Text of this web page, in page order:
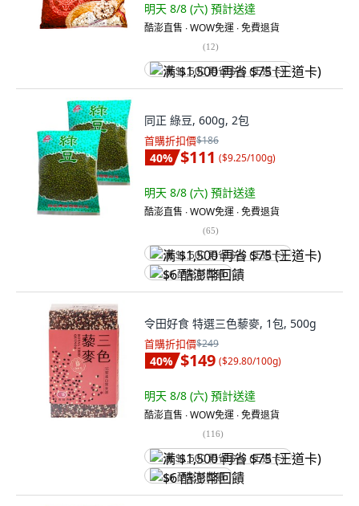
明天 8/8 (六) 預計送達
酷澎直售 ∙ WOW免運 ∙ 免費退貨
(12)
满 $1,500 再省 $75 (王道卡)
同正 綠豆, 600g, 2包
首購折扣價$186
40% $111 ($9.25/100g)
明天 8/8 (六) 預計送達
酷澎直售 ∙ WOW免運 ∙ 免費退貨
(65)
满 $1,500 再省 $75 (王道卡)
$6 酷澎幣回饋
令田好食 特選三色藜麥, 1包, 500g
首購折扣價$249
40% $149 ($29.80/100g)
明天 8/8 (六) 預計送達
酷澎直售 ∙ WOW免運 ∙ 免費退貨
(116)
满 $1,500 再省 $75 (王道卡)
$6 酷澎幣回饋